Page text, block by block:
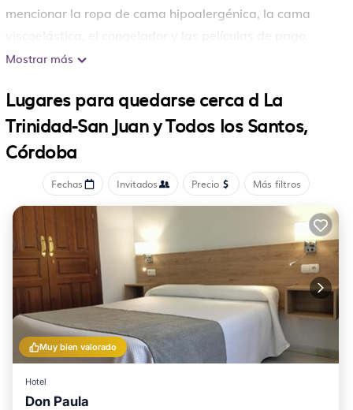
mencionar la ropa de cama hipoalergénica, la cama
viscoelástica, el congelador y las películas de pago.
Mostrar más
Lugares para quedarse cerca d La
Trinidad-San Juan y Todos los Santos,
Córdoba
Fechas Invitados Precio Más filtros
Muy bien valorado
Hotel
Don Paula